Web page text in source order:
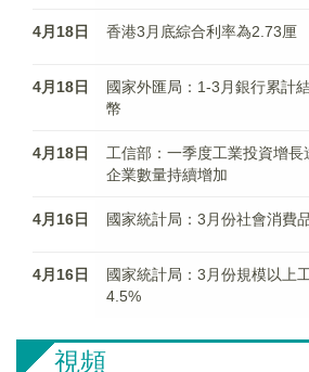
4月18日 香港3月底綜合利率為2.73厘
4月18日
國家外匯局：1-3月銀行累計
幣
4月18日
工信部：一季度工業投資增
企業數量持續增加
4月16日 國家統計局：3月份社會消費
4月16日
國家統計局：3月份規模以上
4.5%
視頻